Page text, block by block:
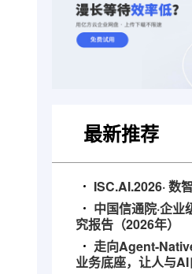
最新推荐
ISC.AI.2026· 数
中国信通院·企
究报告（2026年）
走向Agent-
业务底座，让人与